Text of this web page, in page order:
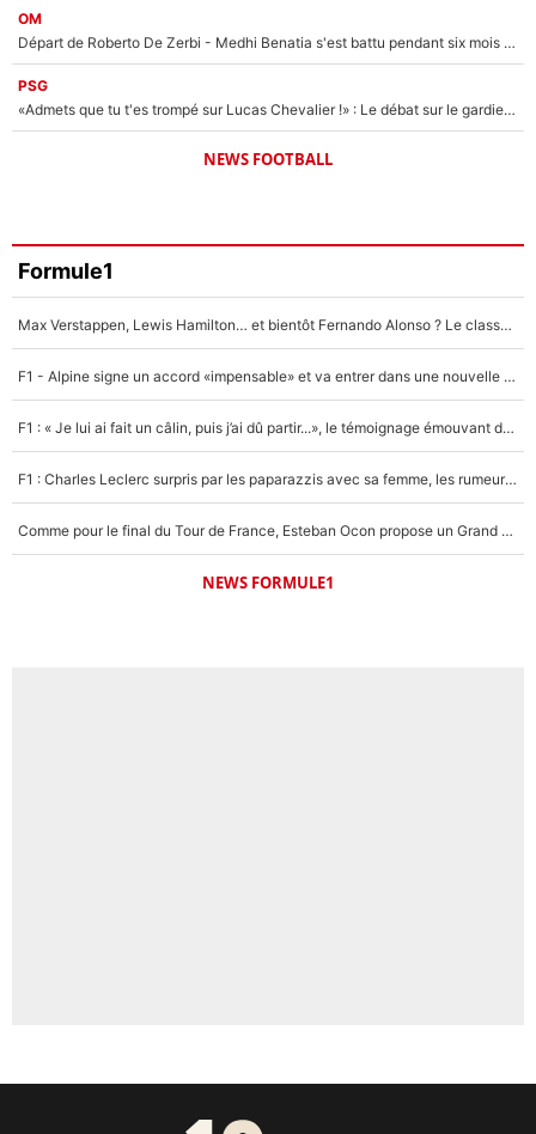
OM
Départ de Roberto De Zerbi - Medhi Benatia s'est battu pendant six mois pour le retenir à l'OM, le PSG a été le naufrage de trop : «Je pars avec toi»
PSG
«Admets que tu t'es trompé sur Lucas Chevalier !» : Le débat sur le gardien du PSG vire au clash à l'After Foot
NEWS FOOTBALL
Formule1
Max Verstappen, Lewis Hamilton… et bientôt Fernando Alonso ? Le classement des pilotes les mieux payés en Formule 1 risque de changer !
F1 - Alpine signe un accord «impensable» et va entrer dans une nouvelle dimension : Grande nouvelle pour Pierre Gasly !
F1 : « Je lui ai fait un câlin, puis j’ai dû partir...», le témoignage émouvant de Max Verstappen sur sa fille
F1 : Charles Leclerc surpris par les paparazzis avec sa femme, les rumeurs étaient vraies !
Comme pour le final du Tour de France, Esteban Ocon propose un Grand Prix de Formule 1 à Paris : «Autour de l’Arc de Triomphe, ce serait génial» !
NEWS FORMULE1